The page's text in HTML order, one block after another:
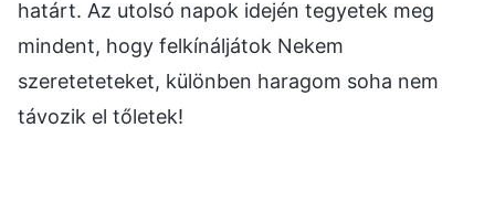
határt. Az utolsó napok idején tegyetek meg
mindent, hogy felkínáljátok Nekem
szereteteteket, különben haragom soha nem
távozik el tőletek!